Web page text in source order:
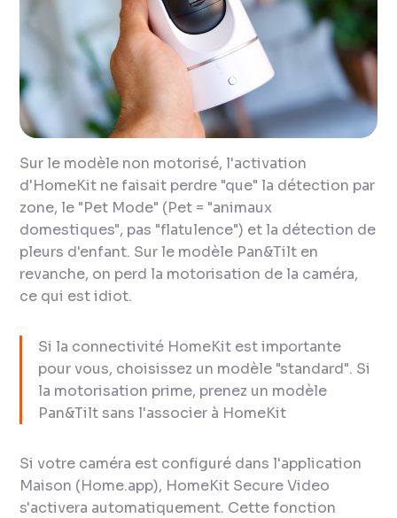
Sur le modèle non motorisé, l'activation
d'HomeKit ne faisait perdre "que" la détection par
zone, le "Pet Mode" (Pet = "animaux
domestiques", pas "flatulence") et la détection de
pleurs d'enfant. Sur le modèle Pan&Tilt en
revanche, on perd la motorisation de la caméra,
ce qui est idiot.
Si la connectivité HomeKit est importante
pour vous, choisissez un modèle "standard". Si
la motorisation prime, prenez un modèle
Pan&Tilt sans l'associer à HomeKit
Si votre caméra est configuré dans l'application
Maison (Home.app), HomeKit Secure Video
s'activera automatiquement. Cette fonction